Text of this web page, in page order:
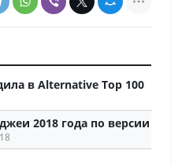
в Alternative Top 100
2018 года по версии